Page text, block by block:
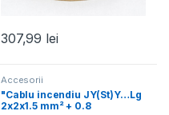
307,99 lei
Accesorii
"Cablu incendiu JY(St)Y…Lg
2x2x1.5 mm² + 0.8